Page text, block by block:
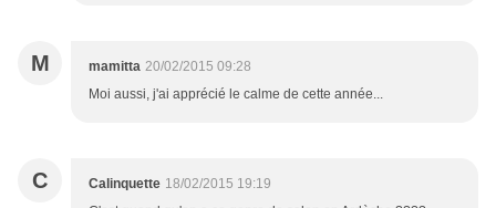
M mamitta 20/02/2015 09:28
Moi aussi, j'ai apprécié le calme de cette année...
C Calinquette 18/02/2015 19:19